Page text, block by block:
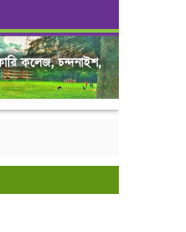
কলেজ, চন্দনাইশ,